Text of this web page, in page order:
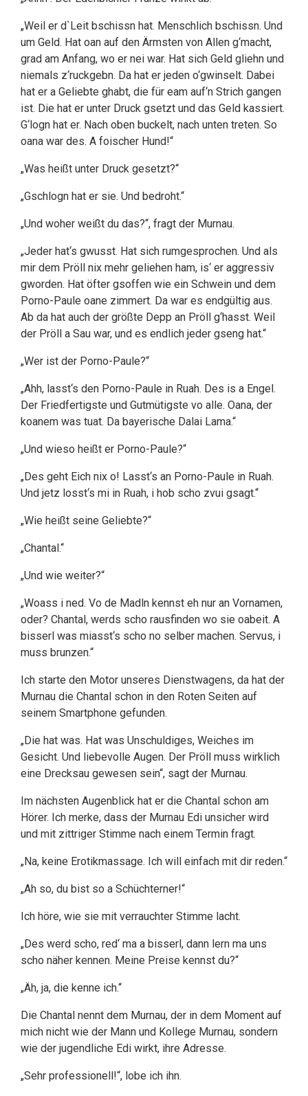
„Weil er d`Leit bschissn hat. Menschlich bschissn. Und
um Geld. Hat oan auf den Ärmsten von Allen g‘macht,
grad am Anfang, wo er nei war. Hat sich Geld gliehn und
niemals z‘ruckgebn. Da hat er jeden o‘gwinselt. Dabei
hat er a Geliebte ghabt, die für eam auf‘n Strich gangen
ist. Die hat er unter Druck gsetzt und das Geld kassiert.
G‘logn hat er. Nach oben buckelt, nach unten treten. So
oana war des. A foischer Hund!“
„Was heißt unter Druck gesetzt?“
„Gschlogn hat er sie. Und bedroht.“
„Und woher weißt du das?“, fragt der Murnau.
„Jeder hat‘s gwusst. Hat sich rumgesprochen. Und als
mir dem Pröll nix mehr geliehen ham, is‘ er aggressiv
gworden. Hat öfter gsoffen wie ein Schwein und dem
Porno-Paule oane zimmert. Da war es endgültig aus.
Ab da hat auch der größte Depp an Pröll g‘hasst. Weil
der Pröll a Sau war, und es endlich jeder gseng hat.“
„Wer ist der Porno-Paule?“
„Ahh, lasst‘s den Porno-Paule in Ruah. Des is a Engel.
Der Friedfertigste und Gutmütigste vo alle. Oana, der
koanem was tuat. Da bayerische Dalai Lama.“
„Und wieso heißt er Porno-Paule?“
„Des geht Eich nix o! Lasst‘s an Porno-Paule in Ruah.
Und jetz losst‘s mi in Ruah, i hob scho zvui gsagt.“
„Wie heißt seine Geliebte?“
„Chantal.“
„Und wie weiter?“
„Woass i ned. Vo de Madln kennst eh nur an Vornamen,
oder? Chantal, werds scho rausfinden wo sie oabeit. A
bisserl was miasst‘s scho no selber machen. Servus, i
muss brunzen.“
Ich starte den Motor unseres Dienstwagens, da hat der
Murnau die Chantal schon in den Roten Seiten auf
seinem Smartphone gefunden.
„Die hat was. Hat was Unschuldiges, Weiches im
Gesicht. Und liebevolle Augen. Der Pröll muss wirklich
eine Drecksau gewesen sein“, sagt der Murnau.
Im nächsten Augenblick hat er die Chantal schon am
Hörer. Ich merke, dass der Murnau Edi unsicher wird
und mit zittriger Stimme nach einem Termin fragt.
„Na, keine Erotikmassage. Ich will einfach mit dir reden.“
„Ah so, du bist so a Schüchterner!“
Ich höre, wie sie mit verrauchter Stimme lacht.
„Des werd scho, red‘ ma a bisserl, dann lern ma uns
scho näher kennen. Meine Preise kennst du?“
„Äh, ja, die kenne ich.“
Die Chantal nennt dem Murnau, der in dem Moment auf
mich nicht wie der Mann und Kollege Murnau, sondern
wie der jugendliche Edi wirkt, ihre Adresse.
„Sehr professionell!“, lobe ich ihn.